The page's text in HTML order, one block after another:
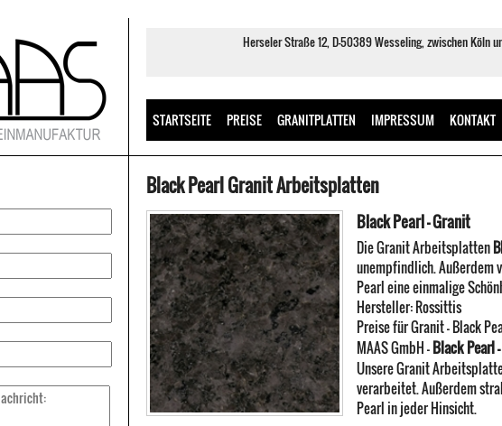
Herseler Straße 12, D-50389 Wesseling, zwischen Köln
STARTSEITE PREISE GRANITPLATTEN IMPRESSUM KONTAKT
Black Pearl Granit Arbeitsplatten
Black Pearl - Granit
Die Granit Arbeitsplatten
unempfindlich. Außerdem
Pearl eine einmalige
Hersteller:Rossittis
Preise für Granit -Black
MAAS GmbH-Black Pearl
Unsere Granit
verarbeitet. Außerdem
Pearl in jeder Hinsicht.